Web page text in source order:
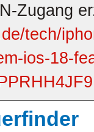
Zugang
tech/
ios-18-